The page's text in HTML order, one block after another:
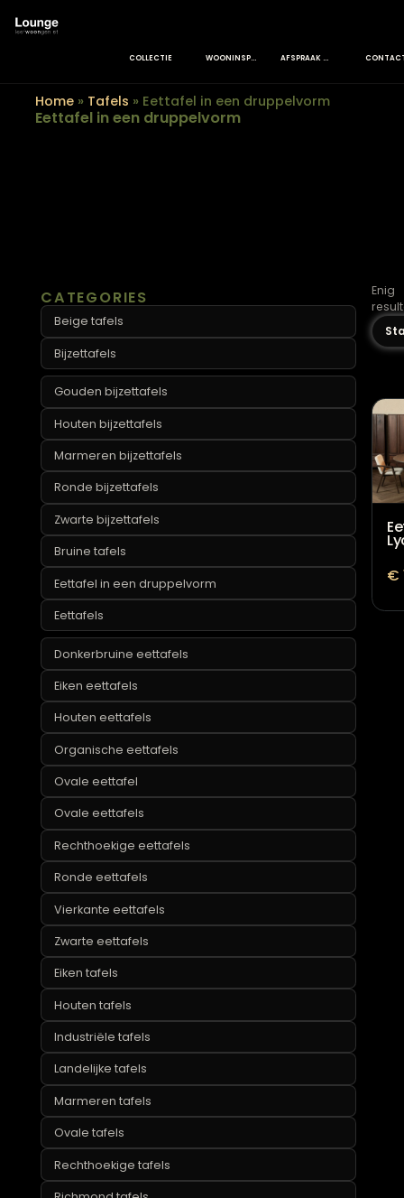
Home» Tafels »Eettafel in een druppelvorm
Eettafel in een druppelvorm
CATEGORIES
Beige tafels
Bijzettafels
Gouden bijzettafels
Houten bijzettafels
Marmeren bijzettafels
Ronde bijzettafels
Zwarte bijzettafels
Bruine tafels
Eettafel in een druppelvorm
Eettafels
Donkerbruine eettafels
Eiken eettafels
Houten eettafels
Organische eettafels
Ovale eettafels
Rechthoekige eettafels
Ronde eettafels
Vierkante eettafels
Zwarte eettafels
Eiken tafels
Houten tafels
Industriële tafels
Landelijke tafels